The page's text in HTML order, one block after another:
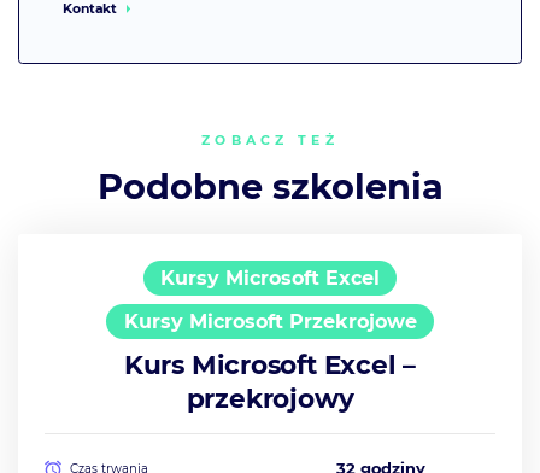
Kontakt
ZOBACZ TEŻ
Podobne szkolenia
Kursy Microsoft Excel
Kursy Microsoft Przekrojowe
Kurs Microsoft Excel –
przekrojowy
Czas trwania 32 godziny